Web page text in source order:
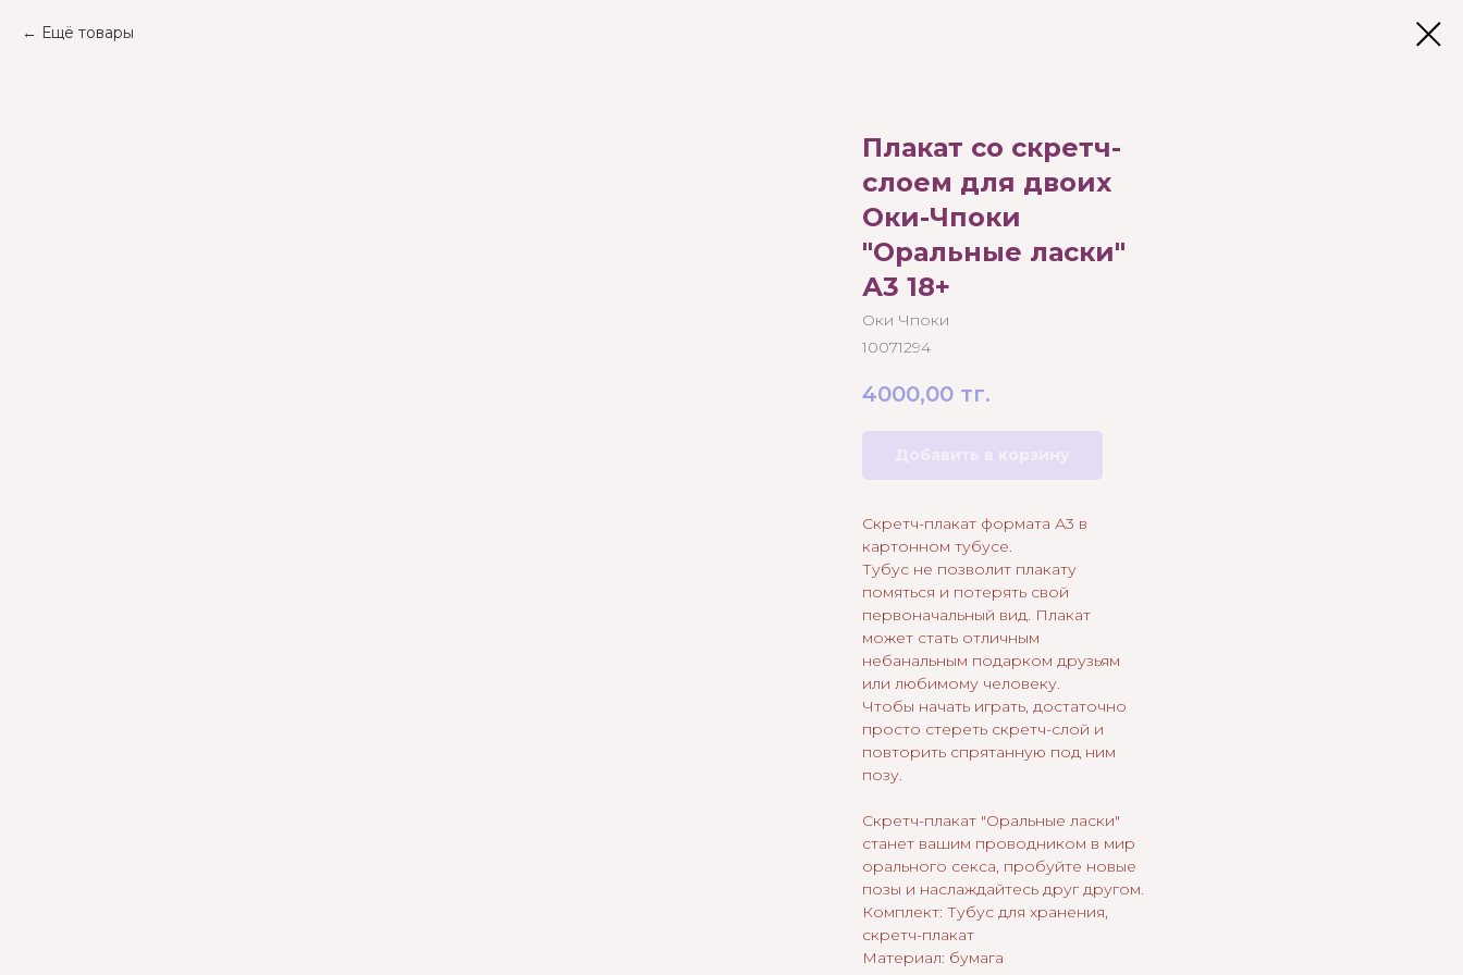
Ещё товары
Плакат со скретч-
слоем для двоих
Оки-Чпоки
"Оральные ласки"
А3 18+
Оки Чпоки
10071294
4000,00 тг.
Скретч-плакат формата А3 в
картонном тубусе.
Тубус не позволит плакату
помяться и потерять свой
первоначальный вид. Плакат
может стать отличным
небанальным подарком друзьям
или любимому человеку.
Чтобы начать играть, достаточно
просто стереть скретч-слой и
повторить спрятанную под ним
позу.
Скретч-плакат "Оральные ласки"
станет вашим проводником в мир
орального секса, пробуйте новые
позы и наслаждайтесь друг другом.
Комплект: Тубус для хранения,
скретч-плакат
Материал: бумага